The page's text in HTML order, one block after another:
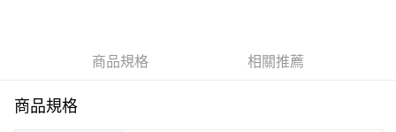
１．簡單：不需註冊會員、不需綁卡、不需儲值。
黑貓宅急便配送到府
商品規格 相關推薦
商品規格